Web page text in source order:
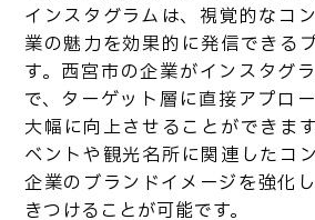
インスタグラムは、視覚的なコ
業の魅力を効果的に発信できる
す。西宮市の企業がインスタグ
で、ターゲット層に直接アプロ
大幅に向上させることができま
ベントや観光名所に関連したコ
企業のブランドイメージを強化
きつけることが可能です。